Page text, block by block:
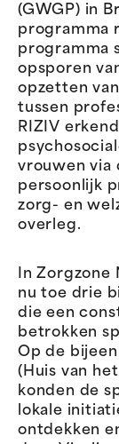
(GWGP) in
programma
programma
opsporen
opzetten
tussen
RIZIV
vrouwen via
persoonlijk
zorg- en
overleg.
In Zorgzone
nu toe drie
die een
betrokken
Op de
(Huis van
konden de
lokale
ontdekken